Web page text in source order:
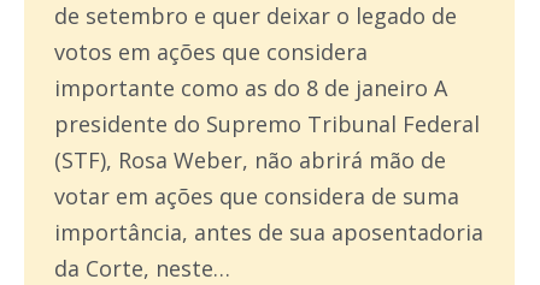
de setembro e quer deixar o legado de
votos em ações que considera
importante como as do 8 de janeiro A
presidente do Supremo Tribunal Federal
(STF), Rosa Weber, não abrirá mão de
votar em ações que considera de suma
importância, antes de sua aposentadoria
da Corte, neste…